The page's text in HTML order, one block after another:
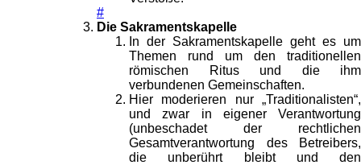
#
Die Sakramentskapelle
In der Sakramentskapelle geht es um
Themen rund um den traditionellen
römischen Ritus und die ihm
verbundenen Gemeinschaften.
Hier moderieren nur „Traditionalisten“,
und zwar in eigener Verantwortung
(unbeschadet der rechtlichen
Gesamtverantwortung des Betreibers,
die unberührt bleibt und den